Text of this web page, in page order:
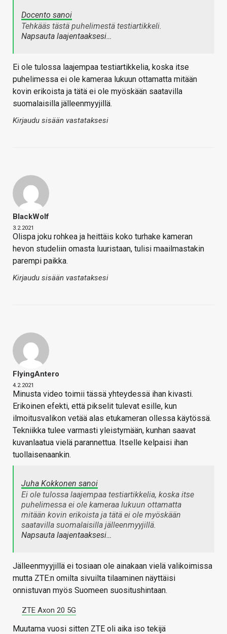
Docento sanoi
Tehkääs tästä puhelimestä testiartikkeli.
Napsauta laajentaaksesi…
Ei ole tulossa laajempaa testiartikkelia, koska itse
puhelimessa ei ole kameraa lukuun ottamatta mitään
kovin erikoista ja tätä ei ole myöskään saatavilla
suomalaisilla jälleenmyyjillä.
Kirjaudu sisään vastataksesi
BlackWolf
3.2.2021
Olispa joku rohkea ja heittäis koko turhake kameran
hevon studeliin omasta luuristaan, tulisi maailmastakin
parempi paikka.
Kirjaudu sisään vastataksesi
FlyingAntero
4.2.2021
Minusta video toimii tässä yhteydessä ihan kivasti.
Erikoinen efekti, että pikselit tulevat esille, kun
ilmoitusvalikon vetää alas etukameran ollessa käytössä.
Tekniikka tulee varmasti yleistymään, kunhan saavat
kuvanlaatua vielä parannettua. Itselle kelpaisi ihan
tuollaisenaankin.
Juha Kokkonen sanoi
Ei ole tulossa laajempaa testiartikkelia, koska itse
puhelimessa ei ole kameraa lukuun ottamatta
mitään kovin erikoista ja tätä ei ole myöskään
saatavilla suomalaisilla jälleenmyyjillä.
Napsauta laajentaaksesi…
Jälleenmyyjillä ei tosiaan ole ainakaan vielä valikoimissa
mutta ZTE:n omilta sivuilta tilaaminen näyttäisi
onnistuvan myös Suomeen suositushintaan.
ZTE Axon 20 5G
Muutama vuosi sitten ZTE oli aika iso tekijä